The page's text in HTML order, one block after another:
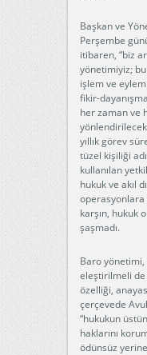
Başkan ve
Perşembe
itibaren, “biz
yönetimiyiz;
işlem ve
fikir-
her zaman ve
yıllık görev
tüzel kişiliği
kullanılan
hukuk ve akıl
operasyonlara
karşın, hukuk
şaşmadı.
Baro
eleştirilmeli
özelliği,
çerçevede
“hukukun
haklarını
ödünsüz